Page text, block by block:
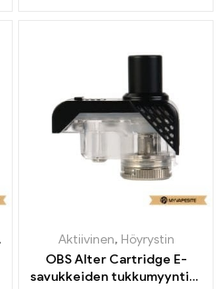
Höyrystin
Aktiivinen, Höyrystin
OBS Alter Cartridge E-
savukkeiden tukkumyynti丨